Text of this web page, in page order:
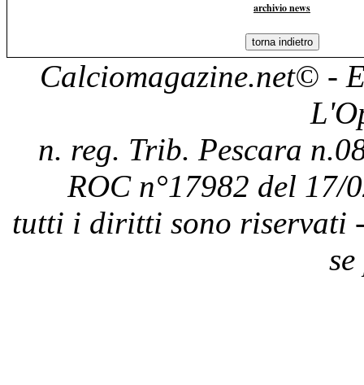
archivio news
Calciomagazine.net© -
n. reg. Trib. Pescara
ROC n°17982 del 17/
tutti i diritti sono riservati